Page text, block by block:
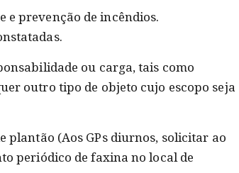
e prevenção de incêndios.
ou carga, tais como
outro tipo de objeto cujo escopo seja
(Aos GPs diurnos, solicitar ao
periódico de faxina no local de